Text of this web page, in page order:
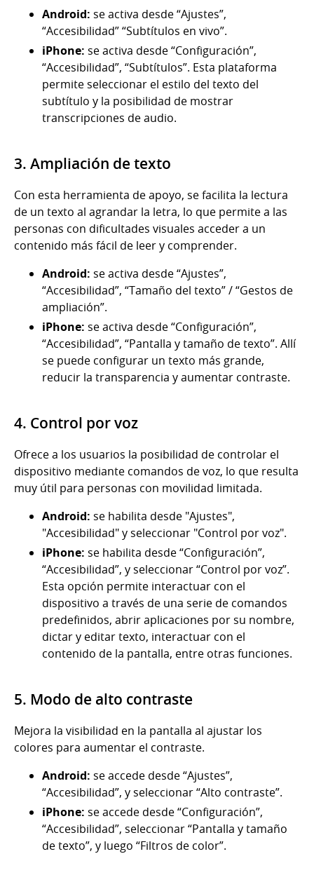
Android: se activa desde “Ajustes”,
“Accesibilidad” “Subtítulos en vivo”.
iPhone: se activa desde “Configuración”,
“Accesibilidad”, “Subtítulos”. Esta plataforma
permite seleccionar el estilo del texto del
subtítulo y la posibilidad de mostrar
transcripciones de audio.
3. Ampliación de texto
Con esta herramienta de apoyo, se facilita la lectura
de un texto al agrandar la letra, lo que permite a las
personas con dificultades visuales acceder a un
contenido más fácil de leer y comprender.
Android: se activa desde “Ajustes”,
“Accesibilidad”, “Tamaño del texto” / “Gestos de
ampliación”.
iPhone: se activa desde “Configuración”,
“Accesibilidad”, “Pantalla y tamaño de texto”. Allí
se puede configurar un texto más grande,
reducir la transparencia y aumentar contraste.
4. Control por voz
Ofrece a los usuarios la posibilidad de controlar el
dispositivo mediante comandos de voz, lo que resulta
muy útil para personas con movilidad limitada.
Android: se habilita desde "Ajustes",
"Accesibilidad" y seleccionar "Control por voz".
iPhone: se habilita desde “Configuración”,
“Accesibilidad”, y seleccionar “Control por voz”.
Esta opción permite interactuar con el
dispositivo a través de una serie de comandos
predefinidos, abrir aplicaciones por su nombre,
dictar y editar texto, interactuar con el
contenido de la pantalla, entre otras funciones.
5. Modo de alto contraste
Mejora la visibilidad en la pantalla al ajustar los
colores para aumentar el contraste.
Android: se accede desde “Ajustes”,
“Accesibilidad”, y seleccionar “Alto contraste”.
iPhone: se accede desde “Configuración”,
“Accesibilidad”, seleccionar “Pantalla y tamaño
de texto”, y luego “Filtros de color”.